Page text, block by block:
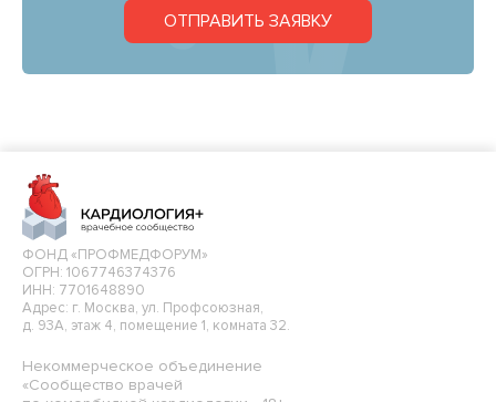
ОТПРАВИТЬ ЗАЯВКУ
ФОНД «ПРОФМЕДФОРУМ»
ОГРН: 1067746374376
ИНН: 7701648890
Адрес: г. Москва, ул. Профсоюзная,
д. 93А, этаж 4, помещение 1, комната 32.
Некоммерческое объединение
«Сообщество врачей